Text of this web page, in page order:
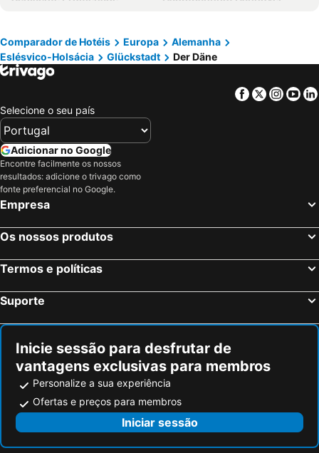
WackenOpenAir
St Pauli
Miniatur Wunderland Hamburg
Flughafen Bremen
Rathaus Altona
ABF Messe
Altona
Igreja de São Miguel
Roteiros Turísticos de Hamburgo
Porto de Hamburgo
Kiel Hauptbahnhof
Reeperbahn
St. Pauli Hafenstraße
Hamburg-Altstadt
Kaffeemühle
Der Däne
Hellas
Barclaycard Arena
Finkenwerder
Eppendorf
Fuhlsbüttel Metro Station
Hamburg Messe
Hanseatischer Weihnachtsmarkt Hamburg
Gänsemarkt
Deichstraße
Rathaus
Am Deich
Comparador de Hotéis Europa
Alemanha
Eslésvico-Holsácia
Glückstadt Der Däne
Facebook
Twitter
Selecione o seu país
Adicionar no Google
Encontre facilmente os nossos
resultados: adicione o trivago como
fonte preferencial no Google.
Empresa
Os nossos produtos
Termos e políticas
Suporte
Inicie sessão para desfrutar de
vantagens exclusivas para membros
Personalize a sua experiência
Ofertas e preços para membros
Iniciar sessão